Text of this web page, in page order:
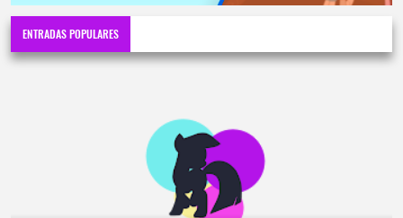
ENTRADAS POPULARES